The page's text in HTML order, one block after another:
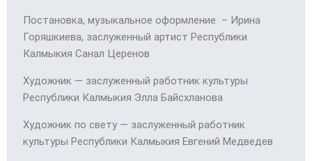
Постановка, музыкальное оформление – Ирина
Горяшкиева, заслуженный артист Республики
Калмыкия Санал Церенов
Художник — заслуженный работник культуры
Республики Калмыкия Элла Байсхланова
Художник по свету — заслуженный работник
культуры Республики Калмыкия Евгений Медведев